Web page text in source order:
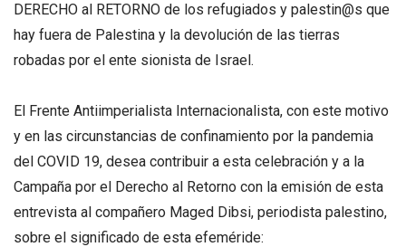
DERECHO al RETORNO de los refugiados y palestin@s que
hay fuera de Palestina y la devolución de las tierras
robadas por el ente sionista de Israel.
El Frente Antiimperialista Internacionalista, con este motivo
y en las circunstancias de confinamiento por la pandemia
del COVID 19, desea contribuir a esta celebración y a la
Campaña por el Derecho al Retorno con la emisión de esta
entrevista al compañero Maged Dibsi, periodista palestino,
sobre el significado de esta efeméride: